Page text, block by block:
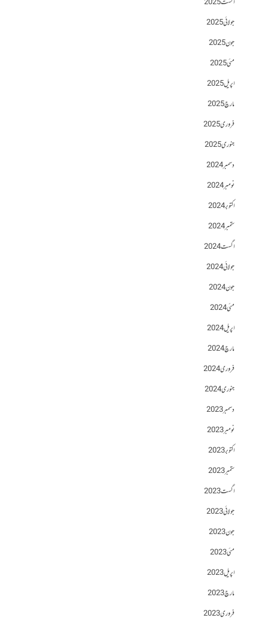
جولائی 2025
جون 2025
مئی 2025
اپریل 2025
مارچ 2025
فروری 2025
جنوری 2025
دسمبر 2024
نومبر 2024
اکتوبر 2024
ستمبر 2024
اگست 2024
جولائی 2024
جون 2024
مئی 2024
اپریل 2024
مارچ 2024
فروری 2024
جنوری 2024
دسمبر 2023
نومبر 2023
اکتوبر 2023
ستمبر 2023
اگست 2023
جولائی 2023
جون 2023
مئی 2023
اپریل 2023
مارچ 2023
فروری 2023